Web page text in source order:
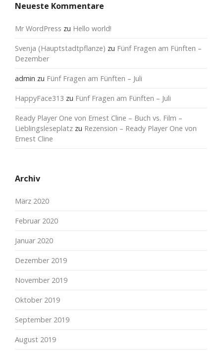
Neueste Kommentare
Mr WordPress zu Hello world!
Svenja (Hauptstadtpflanze) zu Fünf Fragen am Fünften –
Dezember
admin zu Fünf Fragen am Fünften – Juli
HappyFace313 zu Fünf Fragen am Fünften – Juli
Ready Player One von Ernest Cline – Buch vs. Film –
Lieblingsleseplatz zu Rezension – Ready Player One von
Ernest Cline
Archiv
März 2020
Februar 2020
Januar 2020
Dezember 2019
November 2019
Oktober 2019
September 2019
August 2019